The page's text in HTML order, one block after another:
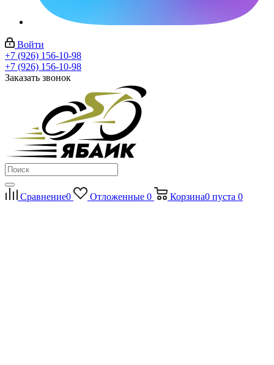
Войти
+7 (926) 156-10-98
+7 (926) 156-10-98
Заказать звонок
Сравнение0 Отложенные 0 Корзина0 пуста 0